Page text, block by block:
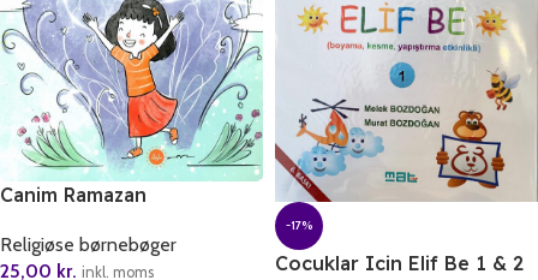
Canim Ramazan
Religiøse børnebøger
25,00 kr. inkl. moms
-17%
Cocuklar Icin Elif Be 1 & 2